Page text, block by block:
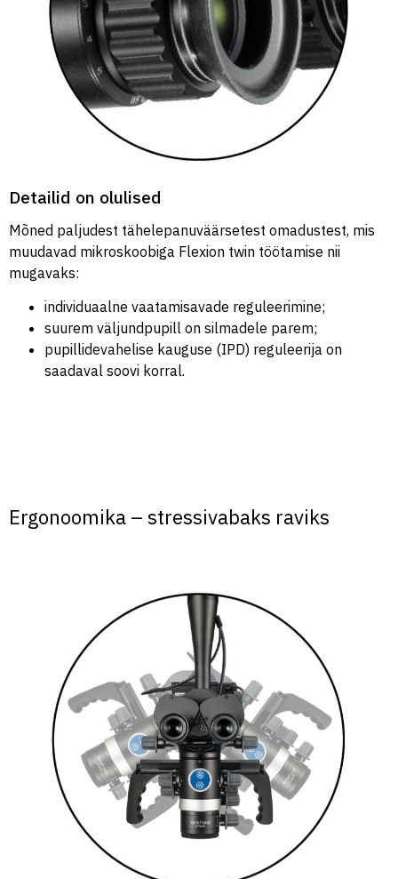
Detailid on olulised
Mõned paljudest tähelepanuväärsetest omadustest, mis
muudavad mikroskoobiga Flexion twin töötamise nii
mugavaks:
individuaalne vaatamisavade reguleerimine;
suurem väljundpupill on silmadele parem;
pupillidevahelise kauguse (IPD) reguleerija on
saadaval soovi korral.
Ergonoomika – stressivabaks raviks